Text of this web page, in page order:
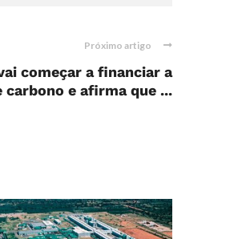
Próximo artigo
começar a financiar a
carbono e afirma que ...